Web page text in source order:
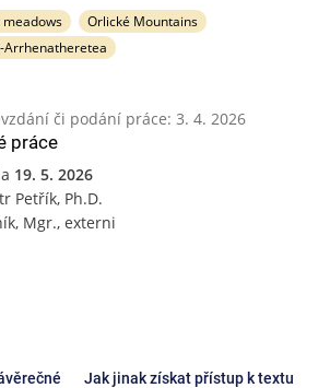
meadows
Orlické Mountains
Arrhenatheretea
či podání práce: 3. 4. 2026
práce
19. 5. 2026
Petřík, Ph.D.
Mgr., externi
Jak jinak získat přístup k textu